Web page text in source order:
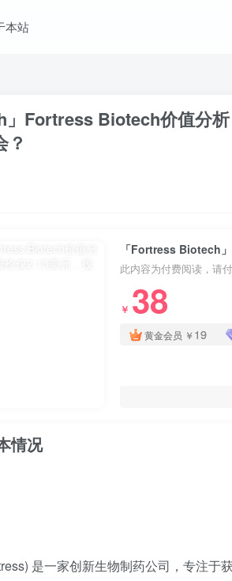
本站
」Fortress Biotech价值分
？
此内容为付费阅读，请
￥ 38
黄金会员 ￥ 19
情况
是一家创新生物制药公司，专注于